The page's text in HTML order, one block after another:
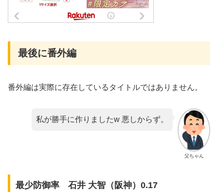
最後に番外編
番外編は実際に存在しているタイトルではありません。
父ちゃん
私が勝手に作りましたw 悪しからず。
最少防御率 石井 大智（阪神）0.17